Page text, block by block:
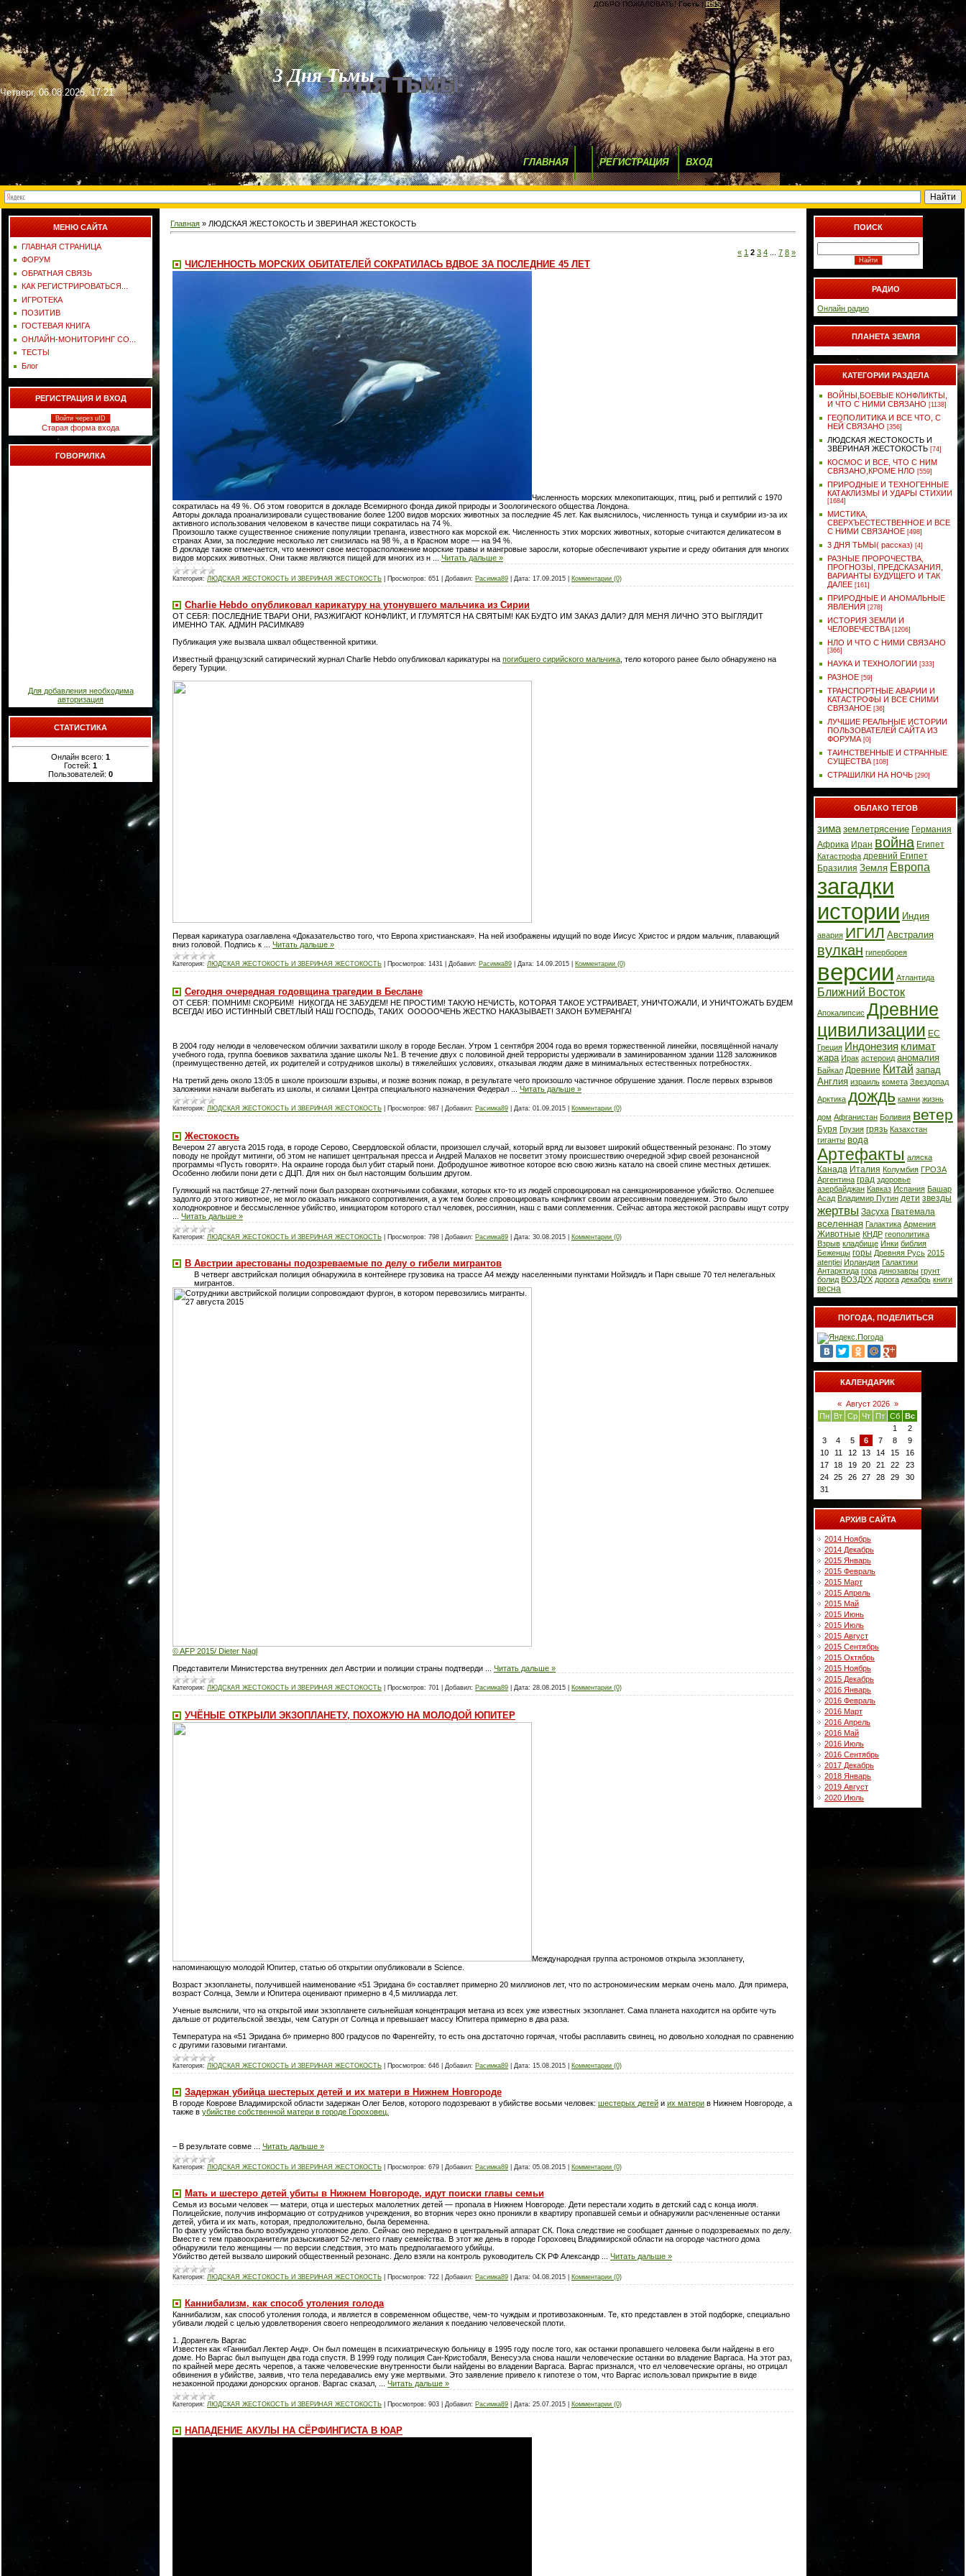
Четверг, 06.08.2026, 17:21
ДОБРО ПОЖАЛОВАТЬ! Гость|RSS
3 Дня Тьмы
ГЛАВНАЯ РЕГИСТРАЦИЯ ВХОД
МЕНЮ САЙТА
ГЛАВНАЯ СТРАНИЦА
ФОРУМ
ОБРАТНАЯ СВЯЗЬ
КАК РЕГИСТРИРОВАТЬСЯ...
ИГРОТЕКА
ПОЗИТИВ
ГОСТЕВАЯ КНИГА
ОНЛАЙН-МОНИТОРИНГ СО...
ТЕСТЫ
Блог
РЕГИСТРАЦИЯ И ВХОД
Войти через uID
Старая форма входа
ГОВОРИЛКА
Для добавления необходима
авторизация
СТАТИСТИКА
Онлайн всего: 1
Гостей: 1
Пользователей: 0
Главная » ЛЮДСКАЯ ЖЕСТОКОСТЬ И ЗВЕРИНАЯ ЖЕСТОКОСТЬ
« 1 2 3 4 7 8 »
ЧИСЛЕННОСТЬ МОРСКИХ ОБИТАТЕЛЕЙ СОКРАТИЛАСЬ ВДВОЕ ЗА ПОСЛЕДНИЕ 45 ЛЕТ
Численность морских млекопитающих, птиц, рыб и рептилий с 1970
сократилась на 49 %. Об этом говорится в докладе Всемирного фонда дикой природы и Зоологического общества Лондона.
Авторы доклада проанализировали существование более 1200 видов морских животных за последние 45 лет. Как выяснилось, численность тунца и скумбрии из-за их
активного использования человеком в качестве пищи сократилась на 74 %.
Произошло также существенное снижение популяции трепанга, известного как морской еж. Численность этих морских животных, которые считаются деликатесом в
странах Азии, за последние несколько лет снизилась на 98 %, а в Красном море — на 94 %.
В докладе также отмечается, что меняют свое месторасположение морские травы и мангровые заросли, которые обеспечивают укрытие и среду обитания для многих
видов морских животных. Они также являются пищей для многих из н
Читать дальше »
Категория: ЛЮДСКАЯ ЖЕСТОКОСТЬ И ЗВЕРИНАЯ ЖЕСТОКОСТЬ Просмотров: 651 Добавил: Расимка89 Дата: 17.09.2015 Комментарии (0)
Charlie Hebdo опубликовал карикатуру на утонувшего мальчика из Сирии
ОТ СЕБЯ: ПОСЛЕДНИЕ ТВАРИ ОНИ, РАЗЖИГАЮТ КОНФЛИКТ, И ГЛУМЯТСЯ НА СВЯТЫМ! КАК БУДТО ИМ ЗАКАЗ ДАЛИ? ДЛЯ МЕНЯ ЛИЧНО ЭТО ВЫГЛЯДИТ
ИМЕННО ТАК. АДМИН РАСИМКА89
Публикация уже вызвала шквал общественной критики.
Известный французский сатирический журнал Charlie Hebdo опубликовал карикатуры на погибшего сирийского мальчика , тело которого ранее было обнаружено на
берегу Турции.
Первая карикатура озаглавлена «Доказательство того, что Европа христианская». На ней изображены идущий по воде Иисус Христос и рядом мальчик, плавающий
вниз головой. Подпись к
Читать дальше »
Категория: ЛЮДСКАЯ ЖЕСТОКОСТЬ И ЗВЕРИНАЯ ЖЕСТОКОСТЬ Просмотров: 1431 Добавил: Расимка89 Дата: 14.09.2015 Комментарии (0)
Сегодня очередная годовщина трагедии в Беслане
ОТ СЕБЯ: ПОМНИМ! СКОРБИМ! НИКОГДА НЕ ЗАБУДЕМ! НЕ ПРОСТИМ! ТАКУЮ НЕЧИСТЬ, КОТОРАЯ ТАКОЕ УСТРАИВАЕТ, УНИЧТОЖАЛИ, И УНИЧТОЖАТЬ БУДЕМ
ВСЕГДА! ИБО ИСТИННЫЙ СВЕТЛЫЙ НАШ ГОСПОДЬ, ТАКИХ ОООООЧЕНЬ ЖЕСТКО НАКАЗЫВАЕТ! ЗАКОН БУМЕРАНГА!
В 2004 году нелюди в человеческом обличии захватили школу в городе Беслан. Утром 1 сентября 2004 года во время торжественной линейки, посвящённой началу
учебного года, группа боевиков захватила здание школы №1. В течение двух с половиной дней террористы удерживали в заминированном здании 1128 заложников
(преимущественно детей, их родителей и сотрудников школы) в тяжелейших условиях, отказывая людям даже в минимальных естественных потребностях.
На третий день около 13:05 в школе произошли взрывы, и позже возник пожар, в результате чего произошло частичное обрушение здания. После первых взрывов
заложники начали выбегать из школы, и силами Центра специального назначения Федерал
Читать дальше »
Категория: ЛЮДСКАЯ ЖЕСТОКОСТЬ И ЗВЕРИНАЯ ЖЕСТОКОСТЬ Просмотров: 987 Добавил: Расимка89 Дата: 01.09.2015 Комментарии (0)
Жестокость
Вечером 27 августа 2015 года, в городе Серово, Свердловской области, произошел случай, который вряд ли вызовет широкий общественный резонанс. По этому
поводу не пройдут митинги, об этом не напишет центральная пресса и Андрей Малахов не посветит этому происшествию очередной эфир своей резонансной
программы «Пусть говорят». На окраине города был убит старый пони. Добродушное животное которое всю свою жизнь катало на своей спине местных детишек.
Особенно любили пони дети с ДЦП. Для них он был настоящим большим другом.
Гуляющий на пастбище 27-летний пони был разорван охотничьими собаками, которых кто-то из людей спровоцировал на санкционированное убийство. Ослепшее
задолго до этого животное, не могло оказать никакого сопротивления, а уж тем более спровоцировать конфликт своим агрессивным поведением. Это было
холоднокровное и бессмысленное убийство, инициатором которого стал человек, россиянин, наш с вами соплеменник. Сейчас автора жестокой расправы ищут сотру
Читать дальше »
Категория: ЛЮДСКАЯ ЖЕСТОКОСТЬ И ЗВЕРИНАЯ ЖЕСТОКОСТЬ Просмотров: 798 Добавил: Расимка89 Дата: 30.08.2015 Комментарии (0)
В Австрии арестованы подозреваемые по делу о гибели мигрантов
В четверг австрийская полиция обнаружила в контейнере грузовика на трассе А4 между населенными пунктами Нойзидль и Парн свыше 70 тел нелегальных
мигрантов.
© AFP 2015/ Dieter Nagl
Представители Министерства внутренних дел Австрии и полиции страны подтверди
Читать дальше »
Категория: ЛЮДСКАЯ ЖЕСТОКОСТЬ И ЗВЕРИНАЯ ЖЕСТОКОСТЬ Просмотров: 701 Добавил: Расимка89 Дата: 28.08.2015 Комментарии (0)
УЧЁНЫЕ ОТКРЫЛИ ЭКЗОПЛАНЕТУ, ПОХОЖУЮ НА МОЛОДОЙ ЮПИТЕР
Международная группа астрономов открыла экзопланету,
напоминающую молодой Юпитер, статью об открытии опубликовали в Science.
Возраст экзопланеты, получившей наименование «51 Эридана б» составляет примерно 20 миллионов лет, что по астрономическим меркам очень мало. Для примера,
возраст Солнца, Земли и Юпитера оценивают примерно в 4,5 миллиарда лет.
Ученые выяснили, что на открытой ими экзопланете сильнейшая концентрация метана из всех уже известных экзопланет. Сама планета находится на орбите чуть
дальше от родительской звезды, чем Сатурн от Солнца и превышает массу Юпитера примерно в два раза.
Температура на «51 Эридана б» примерно 800 градусов по Фаренгейту, то есть она достаточно горячая, чтобы расплавить свинец, но довольно холодная по сравнению
с другими газовыми гигантами.
Категория: ЛЮДСКАЯ ЖЕСТОКОСТЬ И ЗВЕРИНАЯ ЖЕСТОКОСТЬ Просмотров: 646 Добавил: Расимка89 Дата: 15.08.2015 Комментарии (0)
Задержан убийца шестерых детей и их матери в Нижнем Новгороде
В городе Коврове Владимирской области задержан Олег Белов, которого подозревают в убийстве восьми человек: шестерых детей и их матери в Нижнем Новгороде, а
также в убийстве собственной матери в городе Гороховец.
– В результате совме Читать дальше »
Категория: ЛЮДСКАЯ ЖЕСТОКОСТЬ И ЗВЕРИНАЯ ЖЕСТОКОСТЬ Просмотров: 679 Добавил: Расимка89 Дата: 05.08.2015 Комментарии (0)
Мать и шестеро детей убиты в Нижнем Новгороде, идут поиски главы семьи
Семья из восьми человек — матери, отца и шестерых малолетних детей — пропала в Нижнем Новгороде. Дети перестали ходить в детский сад с конца июля.
Полицейские, получив информацию от сотрудников учреждения, во вторник через окно проникли в квартиру пропавшей семьи и обнаружили расчлененные останки
детей, убита и их мать, которая, предположительно, была беременна.
По факту убийства было возбуждено уголовное дело. Сейчас оно передано в центральный аппарат СК. Пока следствие не сообщает данные о подозреваемых по делу.
Вместе с тем правоохранители разыскивают 52-летнего главу семейства. В этот же день в городе Гороховец Владимирской области на огороде частного дома
обнаружили тело женщины — по версии следствия, это мать предполагаемого убийцы.
Убийство детей вызвало широкий общественный резонанс. Дело взяли на контроль руководитель СК РФ Александр
Читать дальше »
Категория: ЛЮДСКАЯ ЖЕСТОКОСТЬ И ЗВЕРИНАЯ ЖЕСТОКОСТЬ Просмотров: 722 Добавил: Расимка89 Дата: 04.08.2015 Комментарии (0)
Каннибализм, как способ утоления голода
Каннибализм, как способ утоления голода, и является в современном обществе, чем-то чуждым и противозаконным. Те, кто представлен в этой подборке, специально
убивали людей с целью удовлетворения своего непреодолимого желания к поеданию человеческой плоти.
1. Дорангель Варгас
Известен как «Ганнибал Лектер Анд». Он был помещен в психиатрическую больницу в 1995 году после того, как останки пропавшего человека были найдены в его
доме. Но Варгас был выпущен два года спустя. В 1999 году полиция Сан-Кристобаля, Венесуэла снова нашли человеческие останки во владение Варгаса. На этот раз,
по крайней мере десять черепов, а также человеческие внутренности были найдены во владении Варгаса. Варгас признался, что ел человеческие органы, но отрицал
обвинения в убийстве, заявив, что тела передавались ему уже мертвыми. Это заявление привело к гипотезе о том, что Варгас использовал прикрытие в виде
незаконной продажи донорских органов. Варгас сказал,
Читать дальше »
Категория: ЛЮДСКАЯ ЖЕСТОКОСТЬ И ЗВЕРИНАЯ ЖЕСТОКОСТЬ Просмотров: 903 Добавил: Расимка89 Дата: 25.07.2015 Комментарии (0)
НАПАДЕНИЕ АКУЛЫ НА СЁРФИНГИСТА В ЮАР
ПОИСК
РАДИО
Онлайн радио
ПЛАНЕТА ЗЕМЛЯ
КАТЕГОРИИ РАЗДЕЛА
ВОЙНЫ,БОЕВЫЕ КОНФЛИКТЫ,
И ЧТО С НИМИ СВЯЗАНО [1138]
ГЕОПОЛИТИКА И ВСЕ ЧТО, С
НЕЙ СВЯЗАНО [356]
ЛЮДСКАЯ ЖЕСТОКОСТЬ И
ЗВЕРИНАЯ ЖЕСТОКОСТЬ [74]
КОСМОС И ВСЕ, ЧТО С НИМ
СВЯЗАНО,КРОМЕ НЛО [559]
ПРИРОДНЫЕ И ТЕХНОГЕННЫЕ
КАТАКЛИЗМЫ И УДАРЫ СТИХИИ
[1684]
МИСТИКА,
СВЕРХЪЕСТЕСТВЕННОЕ И ВСЕ
С НИМИ СВЯЗАНОЕ [498]
3 ДНЯ ТЬМЫ( рассказ) [4]
РАЗНЫЕ ПРОРОЧЕСТВА,
ПРОГНОЗЫ, ПРЕДСКАЗАНИЯ,
ВАРИАНТЫ БУДУЩЕГО И ТАК
ДАЛЕЕ [161]
ПРИРОДНЫЕ И АНОМАЛЬНЫЕ
ЯВЛЕНИЯ [278]
ИСТОРИЯ ЗЕМЛИ И
ЧЕЛОВЕЧЕСТВА [1206]
НЛО И ЧТО С НИМИ СВЯЗАНО
[366]
НАУКА И ТЕХНОЛОГИИ [333]
РАЗНОЕ [59]
ТРАНСПОРТНЫЕ АВАРИИ И
КАТАСТРОФЫ И ВСЕ СНИМИ
СВЯЗАНОЕ [36]
ЛУЧШИЕ РЕАЛЬНЫЕ ИСТОРИИ
ПОЛЬЗОВАТЕЛЕЙ САЙТА ИЗ
ФОРУМА [0]
ТАИНСТВЕННЫЕ И СТРАННЫЕ
СУЩЕСТВА [108]
СТРАШИЛКИ НА НОЧЬ [290]
ОБЛАКО ТЕГОВ
зима землетрясение Германия
Африка Иран война Египет
Катастрофа древний Египет
Бразилия Земля Европа
загадки
истории Индия
авария ИГИЛ Австралия
вулкан гиперборея
версии Атлантида
Ближний Восток
Апокалипсис Древние
цивилизации ЕС
Греция Индонезия климат
жара Ирак астероид аномалия
Байкал Древние Китай запад
Англия израиль комета Звездопад
Арктика дождь камни жизнь
дом Афганистан Боливия ветер
Буря Грузия грязь Казахстан
гиганты вода
Артефакты аляска
Канада Италия Колумбия ГРОЗА
Аргентина град здоровье
азербайджан Кавказ Испания Башар
Асад Владимир Путин дети звезды
жертвы Засуха Гватемала
вселенная Галактика Армения
Животные КНДР геополитика
Взрыв кладбище Инки библия
Беженцы горы Древняя Русь 2015
atenției Ирландия Галактики
Антарктида гора динозавры грунт
болид ВОЗДУХ дорога декабрь книги
весна
ПОГОДА, ПОДЕЛИТЬСЯ
КАЛЕНДАРИК
« Август 2026 »
Пн Вт Ср Чт Пт Сб Вс
1
2
3
4 5 6 7 8
9
10
11 12 13 14 15
16
17
18 19 20 21 22
23
24 25 26 27 28 29
30
31
АРХИВ САЙТА
2014 Ноябрь
2014 Декабрь
2015 Январь
2015 Февраль
2015 Март
2015 Апрель
2015 Май
2015 Июнь
2015 Июль
2015 Август
2015 Сентябрь
2015 Октябрь
2015 Ноябрь
2015 Декабрь
2016 Январь
2016 Февраль
2016 Март
2016 Апрель
2016 Май
2016 Июль
2016 Сентябрь
2017 Декабрь
2018 Январь
2019 Август
2020 Июль